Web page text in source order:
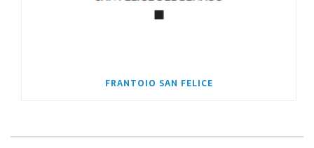
FRANTOIO SAN FELICE